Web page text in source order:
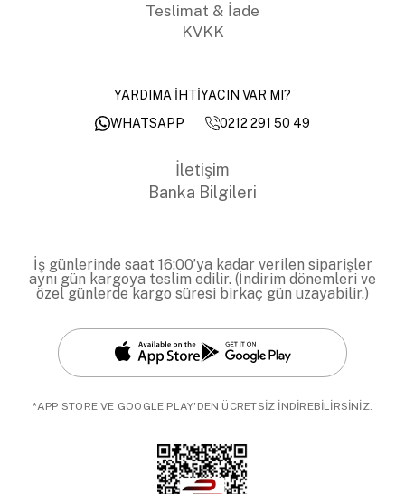
Teslimat & İade
KVKK
YARDIMA İHTİYACIN VAR MI?
WHATSAPP
0212 291 50 49
İletişim
Banka Bilgileri
İş günlerinde saat 16:00’ya kadar verilen siparişler
aynı gün kargoya teslim edilir. (İndirim dönemleri ve
özel günlerde kargo süresi birkaç gün uzayabilir.)
*APP STORE VE GOOGLE PLAY'DEN ÜCRETSİZ İNDİREBİLİRSİNİZ.